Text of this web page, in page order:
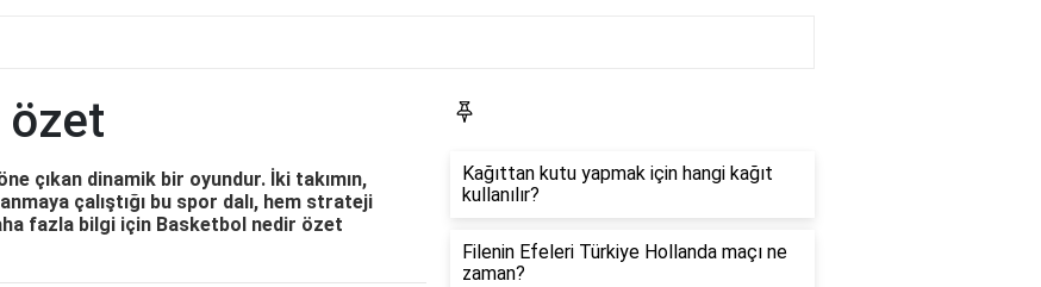
özet
çıkan dinamik bir oyundur. İki takımın,
çalıştığı bu spor dalı, hem strateji
fazla bilgi için Basketbol nedir özet
Kağıttan kutu yapmak için hangi kağıt
kullanılır?
Filenin Efeleri Türkiye Hollanda maçı ne
zaman?